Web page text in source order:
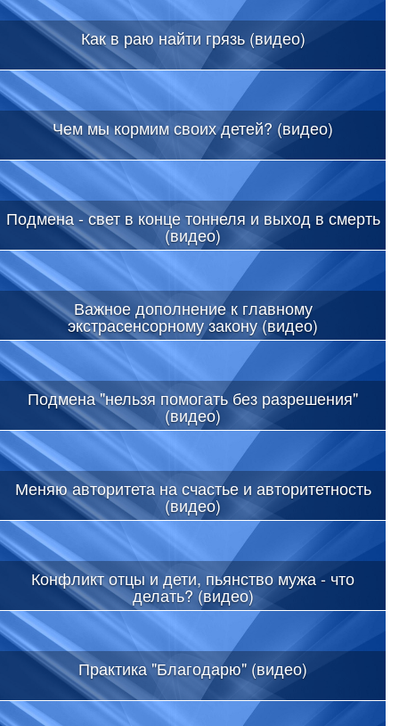
Как в раю найти грязь (видео)
Чем мы кормим своих детей? (видео)
Подмена - свет в конце тоннеля и выход в смерть
(видео)
Важное дополнение к главному
экстрасенсорному закону (видео)
Подмена "нельзя помогать без разрешения"
(видео)
Меняю авторитета на счастье и авторитетность
(видео)
Конфликт отцы и дети, пьянство мужа - что
делать? (видео)
Практика "Благодарю" (видео)